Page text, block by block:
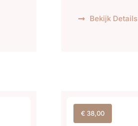
Bekijk Details
€ 38,00